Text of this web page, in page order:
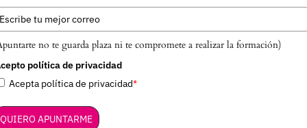
no te guarda plaza ni te compromete a realizar la formación)
política de privacidad
Acepta política de privacidad*
QUIERO APUNTARME